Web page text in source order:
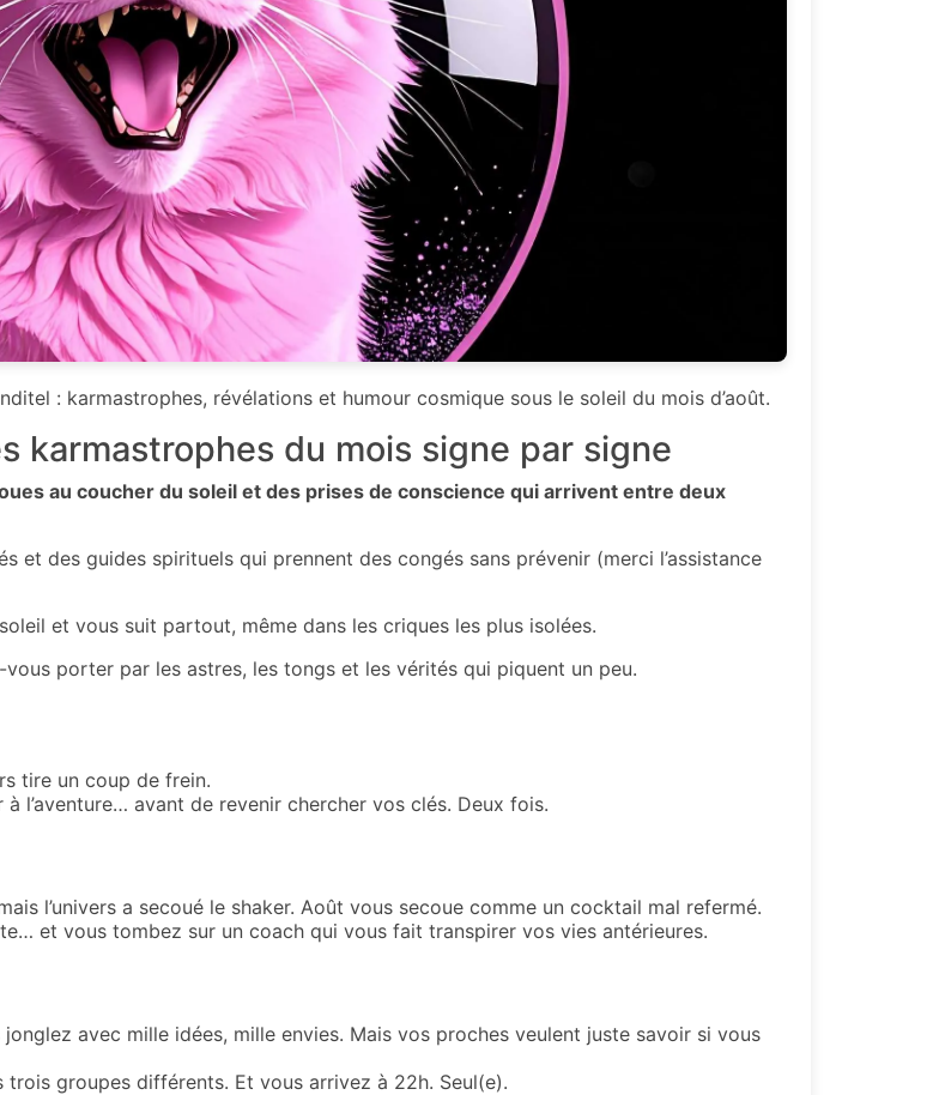
: karmastrophes, révélations et humour cosmique sous le soleil du mois d’août.
karmastrophes du mois signe par signe
au coucher du soleil et des prises de conscience qui arrivent entre deux
et des guides spirituels qui prennent des congés sans prévenir (merci l’assistance
et vous suit partout, même dans les criques les plus isolées.
vous porter par les astres, les tongs et les vérités qui piquent un peu.
tire un coup de frein.
l’aventure… avant de revenir chercher vos clés. Deux fois.
l’univers a secoué le shaker. Août vous secoue comme un cocktail mal refermé.
et vous tombez sur un coach qui vous fait transpirer vos vies antérieures.
avec mille idées, mille envies. Mais vos proches veulent juste savoir si vous
trois groupes différents. Et vous arrivez à 22h. Seul(e).